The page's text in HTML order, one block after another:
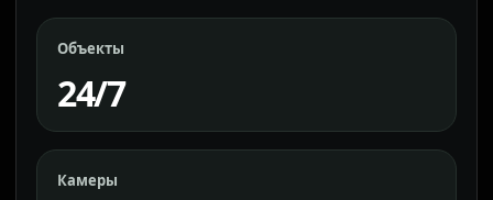
Объекты
24/7
Камеры